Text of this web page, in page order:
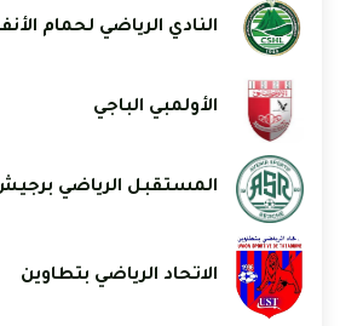
النادي الرياضي لحمام
الأولمبي الباجي
المستقبل الرياضي
الاتحاد الرياضي بتطاوين